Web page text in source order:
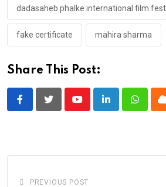
dadasaheb phalke international film
fake certificate mahira sharma
Share This Post:
YoutubeLinkedIn
PREVIOUS POST